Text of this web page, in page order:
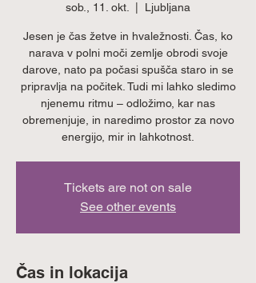
sob., 11. okt. Ljubljana
Jesen je čas žetve in hvaležnosti. Čas, ko
narava v polni moči zemlje obrodi svoje
darove, nato pa počasi spušča staro in se
pripravlja na počitek. Tudi mi lahko sledimo
njenemu ritmu – odložimo, kar nas
obremenjuje, in naredimo prostor za novo
energijo, mir in lahkotnost.
Tickets are not on sale
See other events
Čas in lokacija